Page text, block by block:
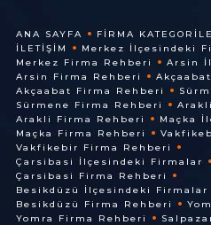
ANA SAYFA FIRMA
İLETIŞIM
Merkez İlçesindeki
Merkez Firma Rehberi
Arsin
Arsin Firma Rehberi
Akçaabat Firma Rehberi
Sürmene Firma Rehberi
Arakli Firma Rehberi
Maçka
Maçka Firma Rehberi
Vakfikebir Firma Rehberi
Çarsibasi İlçesindeki Firmalar
Çarsibasi Firma Rehberi
Besikdüzü İlçesindeki Firmalar
Besikdüzü Firma Rehberi
Yomra Firma Rehberi